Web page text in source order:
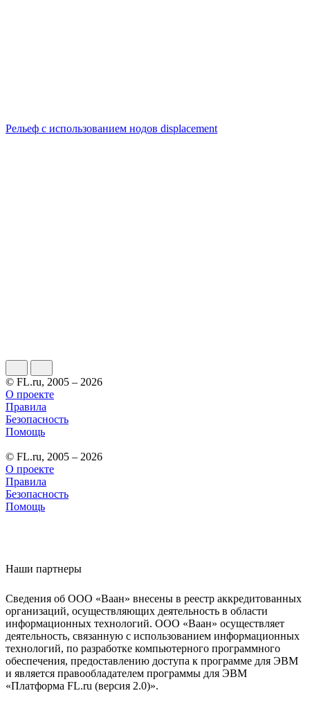
Рельеф с использованием нодов displacement
© FL.ru, 2005 – 2026
О проекте
Правила
Безопасность
Помощь
© FL.ru, 2005 – 2026
О проекте
Правила
Безопасность
Помощь
Наши партнеры
Сведения об ООО «Ваан» внесены в реестр аккредитованных
организаций, осуществляющих деятельность в области
информационных технологий. ООО «Ваан» осуществляет
деятельность, связанную с использованием информационных
технологий, по разработке компьютерного программного
обеспечения, предоставлению доступа к программе для ЭВМ
и является правообладателем программы для ЭВМ
«Платформа FL.ru (версия 2.0)».